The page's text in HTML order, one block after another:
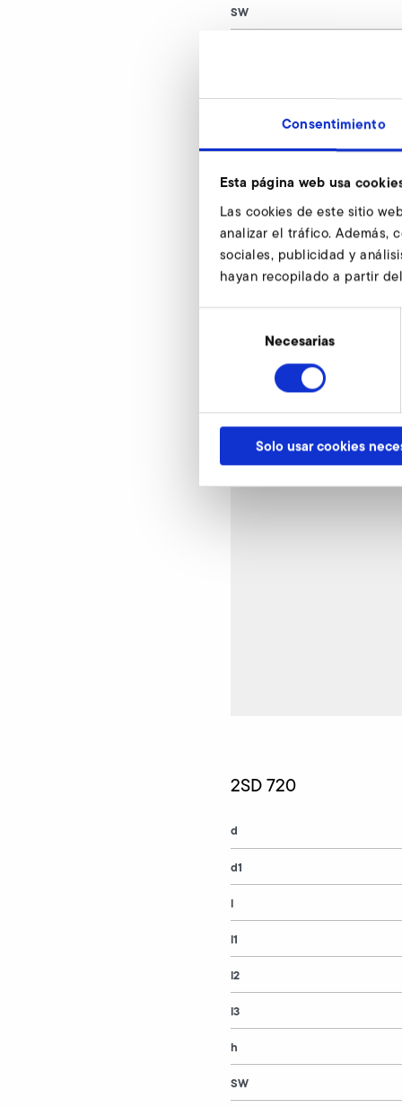
Consentimiento
Esta página web usa
Las cookies de este sitio
analizar el tráfico. Además,
sociales, publicidad y
hayan recopilado a partir
consentimiento
Necesarias
Solo usar cookies
SW
Llave esférica
Nuestros expertos
Llave esférica
2SD 720
d
d1
l
l1
l2
l3
h
SW